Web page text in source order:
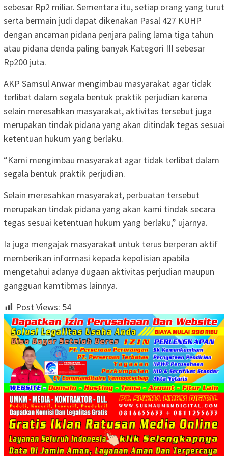
sebesar Rp2 miliar. Sementara itu, setiap orang yang turut
serta bermain judi dapat dikenakan Pasal 427 KUHP
dengan ancaman pidana penjara paling lama tiga tahun
atau pidana denda paling banyak Kategori III sebesar
Rp200 juta.
AKP Samsul Anwar mengimbau masyarakat agar tidak
terlibat dalam segala bentuk praktik perjudian karena
selain meresahkan masyarakat, aktivitas tersebut juga
merupakan tindak pidana yang akan ditindak tegas sesuai
ketentuan hukum yang berlaku.
“Kami mengimbau masyarakat agar tidak terlibat dalam
segala bentuk praktik perjudian.
Selain meresahkan masyarakat, perbuatan tersebut
merupakan tindak pidana yang akan kami tindak secara
tegas sesuai ketentuan hukum yang berlaku,” ujarnya.
Ia juga mengajak masyarakat untuk terus berperan aktif
memberikan informasi kepada kepolisian apabila
mengetahui adanya dugaan aktivitas perjudian maupun
gangguan kamtibmas lainnya.
Post Views: 54